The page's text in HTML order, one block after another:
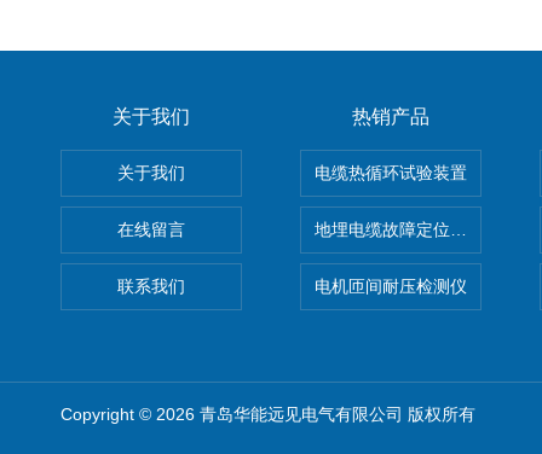
关于我们
关于我们
在线留言
联系我们
热销产品
电缆热循环试验装置
地埋电缆故障定位仪 地下电
电机匝间耐压检测仪
Copyright © 2026 青岛华能远见电气有限公司 版权所有